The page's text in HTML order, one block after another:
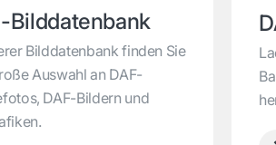
Bilddatenbank
Bilddatenbank finden Sie
Auswahl an DAF-
DAF-Bildern und